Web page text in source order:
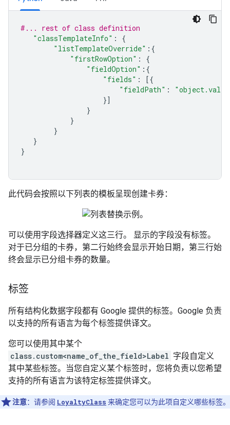
#... rest of class definition
"classTemplateInfo" :
{
"listTemplateOverride" :{
"firstRowOption" :
{
"fieldOption" :{
"fields" :
[{
"fieldPath" :
}]
}
}
}
}
}
此代码会按照以下列表的模板呈现创建卡券：
可以使用字段选择器定义这三行。 显示的字段没有标签。
对于已分组的卡券，第二行始终会显示开始日期，第三行始
终会显示已分组卡券的数量。
标签
所有结构化数据字段都有 Google 提供的标签。Google 负责
以支持的所有语言为每个标签提供译文。
您可以使用其中某个
class.custom<name_of_the_field>Label 字段自定义
其中某些标签。当您自定义某个标签时，您将负责以您希望
支持的所有语言为该特定标签提供译文。
注意：请参阅 LoyaltyClass 来确定您可以为此项自定义哪些标签。